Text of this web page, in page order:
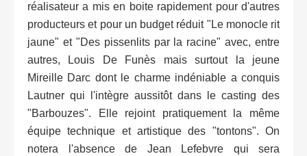
réalisateur a mis en boite rapidement pour d'autres
producteurs et pour un budget réduit "Le monocle rit
jaune" et "Des pissenlits par la racine" avec, entre
autres, Louis De Funès mais surtout la jeune
Mireille Darc dont le charme indéniable a conquis
Lautner qui l'intègre aussitôt dans le casting des
"Barbouzes". Elle rejoint pratiquement la même
équipe technique et artistique des "tontons". On
notera l'absence de Jean Lefebvre qui sera